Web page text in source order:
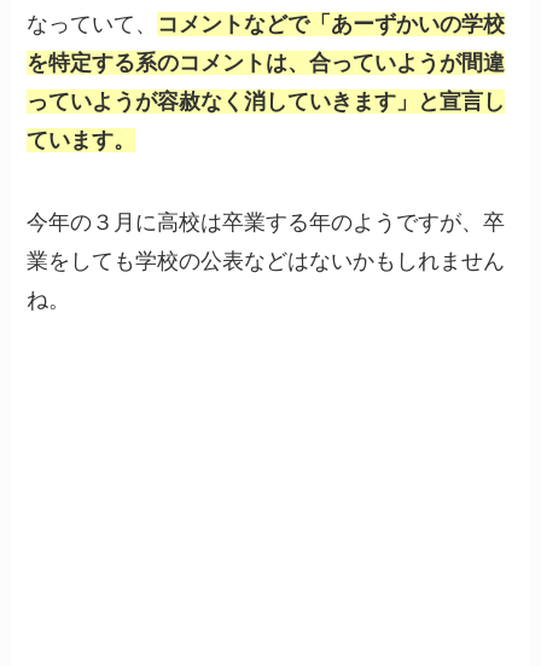
なっていて、 コメントなどで「あーずかいの学校
を特定する系のコメントは、合っていようが間違
っていようが容赦なく消していきます」と宣言し
ています。
今年の３月に高校は卒業する年のようですが、卒
業をしても学校の公表などはないかもしれません
ね。